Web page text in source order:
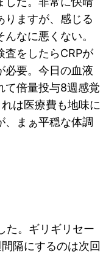
りますが、感じる
なに悪くない。
査をしたらCRPが
必要。今日の血液
て倍量投与8週感覚
は医療費も地味に
、まぁ平穏な体調
た。ギリギリセー
隔にするのは次回